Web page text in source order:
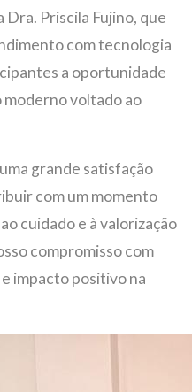
Dra. Priscila Fujino, que
com tecnologia
a oportunidade
voltado ao
grande satisfação
com um momento
cuidado e à valorização
compromisso com
impacto positivo na